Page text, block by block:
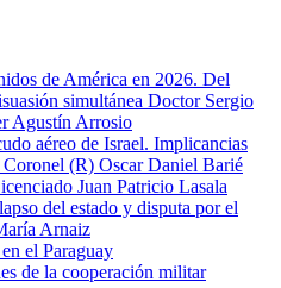
de América en 2026. Del
simultánea Doctor Sergio
Agustín Arrosio
aéreo de Israel. Implicancias
Coronel (R) Oscar Daniel Barié
Juan Patricio Lasala
del estado y disputa por el
Arnaiz
el Paraguay
de la cooperación militar